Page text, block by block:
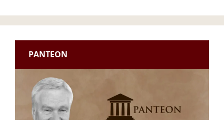
PANTEON